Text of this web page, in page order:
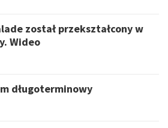
został przekształcony w
Wideo
długoterminowy